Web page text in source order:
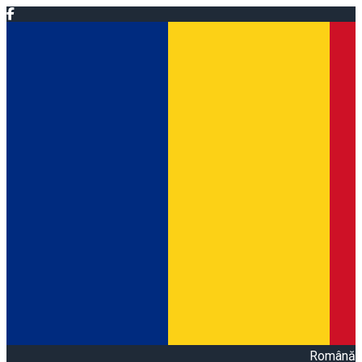
Română